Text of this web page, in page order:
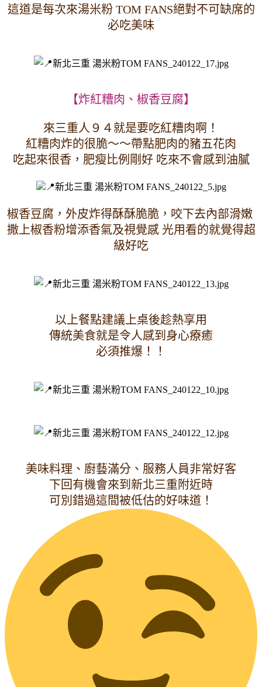
這道是每次來湯米粉 TOM FANS絕對不可缺席的
必吃美味
【炸紅糟肉、椒香豆腐】
來三重人９４就是要吃紅糟肉啊！
紅糟肉炸的很脆～～帶點肥肉的豬五花肉
吃起來很香，肥瘦比例剛好 吃來不會感到油膩
椒香豆腐，外皮炸得酥酥脆脆，咬下去內部滑嫩
撒上椒香粉增添香氣及視覺感 光用看的就覺得超
級好吃
以上餐點建議上桌後趁熱享用
傳統美食就是令人感到身心療癒
必須推爆！！
美味料理、廚藝滿分、服務人員非常好客
下回有機會來到新北三重附近時
可別錯過這間被低估的好味道！